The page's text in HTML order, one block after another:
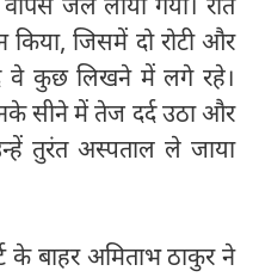
जेल लाया गया। रात
जिसमें दो रोटी और
वे कुछ लिखने में लगे रहे।
सीने में तेज दर्द उठा और
तुरंत अस्पताल ले जाया
के बाहर अमिताभ ठाकुर ने